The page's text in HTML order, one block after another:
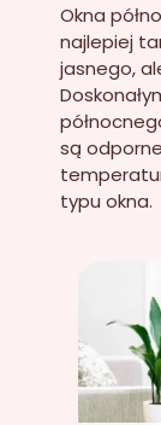
Okna
najlepiej
jasnego,
są
typu okna.